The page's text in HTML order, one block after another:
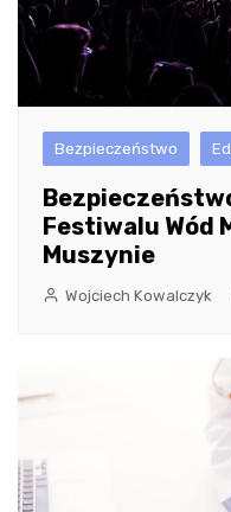
Bezpieczeństwo
Festiwalu Wód
Muszynie
Wojciech Kowalczyk